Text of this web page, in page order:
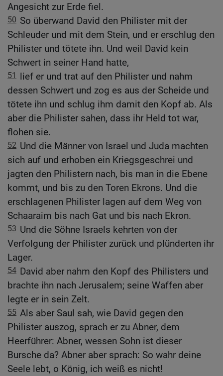
Angesicht zur Erde fiel.
50 So überwand David den Philister mit der
Schleuder und mit dem Stein, und er erschlug den
Philister und tötete ihn. Und weil David kein
Schwert in seiner Hand hatte,
51 lief er und trat auf den Philister und nahm
dessen Schwert und zog es aus der Scheide und
tötete ihn und schlug ihm damit den Kopf ab. Als
aber die Philister sahen, dass ihr Held tot war,
flohen sie.
52 Und die Männer von Israel und Juda machten
sich auf und erhoben ein Kriegsgeschrei und
jagten den Philistern nach, bis man in die Ebene
kommt, und bis zu den Toren Ekrons. Und die
erschlagenen Philister lagen auf dem Weg von
Schaaraim bis nach Gat und bis nach Ekron.
53 Und die Söhne Israels kehrten von der
Verfolgung der Philister zurück und plünderten ihr
Lager.
54 David aber nahm den Kopf des Philisters und
brachte ihn nach Jerusalem; seine Waffen aber
legte er in sein Zelt.
55 Als aber Saul sah, wie David gegen den
Philister auszog, sprach er zu Abner, dem
Heerführer: Abner, wessen Sohn ist dieser
Bursche da? Abner aber sprach: So wahr deine
Seele lebt, o König, ich weiß es nicht!